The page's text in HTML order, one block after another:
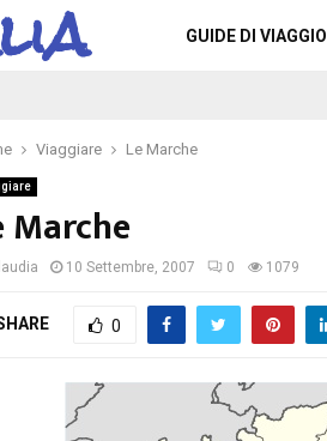
GUIDE DI VIAGGIO
Viaggiare Le Marche
Marche
10 Settembre, 2007 0 1079
0